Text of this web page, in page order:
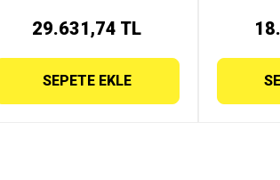
29.631,74 TL
SEPETE EKLE